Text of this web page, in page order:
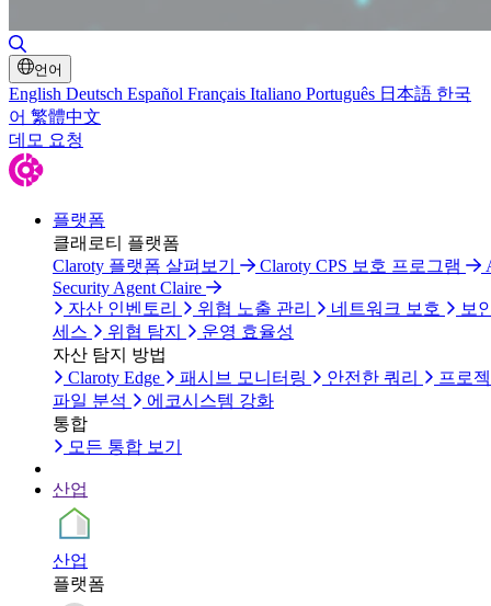
언어
English Deutsch Español Français Italiano Português 日本語 한국
어 繁體中文
데모 요청
플랫폼
클래로티 플랫폼
Claroty 플랫폼 살펴보기
Claroty CPS 보호 프로그램
Security Agent Claire
자산 인벤토리
위협 노출 관리 네트워크 보호
보
세스
위협 탐지
운영 효율성
자산 탐지 방법
Claroty Edge
패시브 모니터링 안전한 쿼리
프로
파일 분석
에코시스템 강화
통합
모든 통합 보기
산업
산업
플랫폼